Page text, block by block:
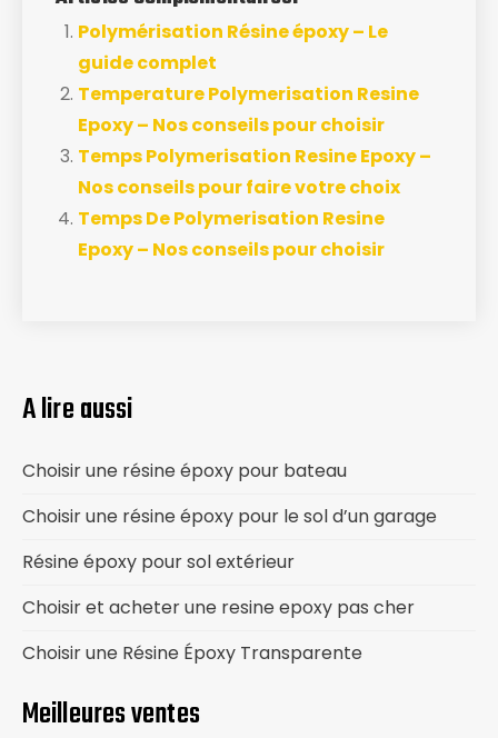
Polymérisation Résine époxy – Le
guide complet
Temperature Polymerisation Resine
Epoxy – Nos conseils pour choisir
Temps Polymerisation Resine Epoxy –
Nos conseils pour faire votre choix
Temps De Polymerisation Resine
Epoxy – Nos conseils pour choisir
A lire aussi
Choisir une résine époxy pour bateau
Choisir une résine époxy pour le sol d’un garage
Résine époxy pour sol extérieur
Choisir et acheter une resine epoxy pas cher
Choisir une Résine Époxy Transparente
Meilleures ventes